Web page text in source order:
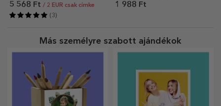
5 568 Ft / 2 EUR csak címke
(3)
keresztszülőknek
1 988 Ft
Más személyre szabott ajándékok